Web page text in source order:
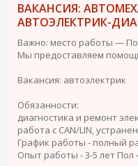
ВАКАНСИЯ:
АВТОЭЛЕКТРИК-
Важно: место работы —
Мы предоставляем
Вакансия: автоэлектрик
Обязанности:
диагностика и ремонт
работа с CAN/LIN,
График работы - полный
Опыт работы - 3-5 лет Пол